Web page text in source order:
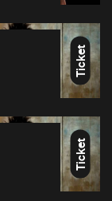
Ticket
Ticket